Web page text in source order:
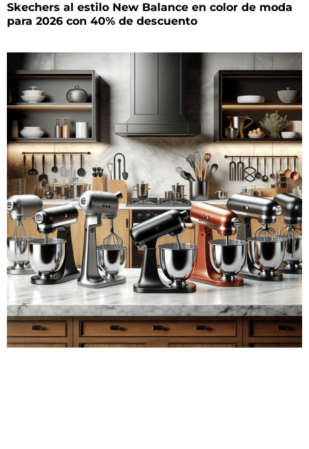
Skechers al estilo New Balance en color de moda
para 2026 con 40% de descuento